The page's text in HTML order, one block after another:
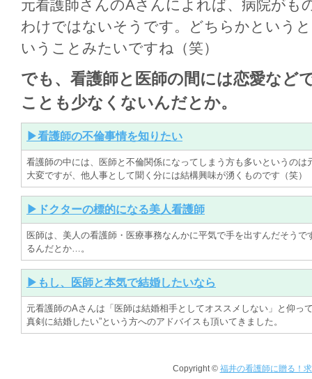
元看護師さんのAさんによれば、病院がも
わけではないそうです。どちらかという
いうことみたいですね（笑）
でも、看護師と医師の間には恋愛など
ことも少なくないんだとか。
▶看護師の不倫事情を知りたい
看護師の中には、医師と不倫関係になってしまう方も多いというの
大変ですが、他人事として聞く分には結構興味が湧くものです（笑）
▶ドクターの標的になる美人看護師
医師は、美人の看護師・医療事務なんかに平気で手を出すんだそう
るんだとか…。
▶もし、医師と本気で結婚したいなら
元看護師のAさんは「医師は結婚相手としてオススメしない」と仰っ
真剣に結婚したい”という方へのアドバイスも頂いてきました。
Copyright © 福井の看護師に贈る！